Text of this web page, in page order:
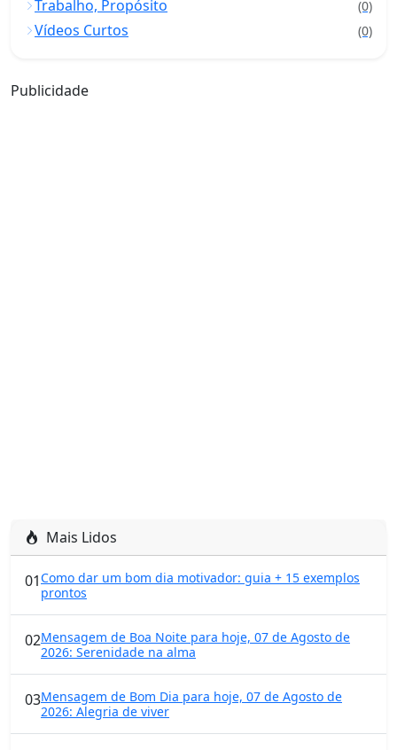
Trabalho, Propósito (0)
Vídeos Curtos (0)
Publicidade
Mais Lidos
01Como dar um bom dia motivador: guia + 15 exemplos
prontos
02Mensagem de Boa Noite para hoje, 07 de Agosto de
2026: Serenidade na alma
03Mensagem de Bom Dia para hoje, 07 de Agosto de
2026: Alegria de viver